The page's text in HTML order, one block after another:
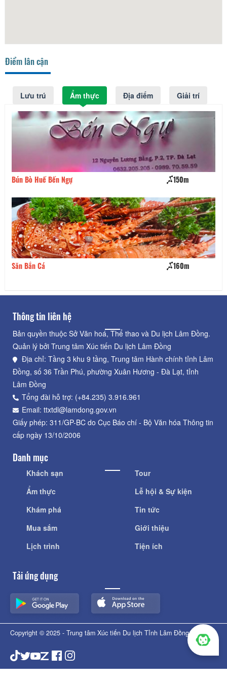
Điểm lân cận
Lưu trú Ẩm thực Địa điểm Giải trí
Bún Bò Huế Bến Ngự 150m
Săn Bắn Cá 160m
Thông tin liên hệ
Bản quyền thuộc Sở Văn hoá, Thể thao và Du lịch Lâm Đồng.
Quản lý bởi Trung tâm Xúc tiến Du lịch Lâm Đồng
Địa chỉ: Tầng 3 khu 9 tầng, Trung tâm Hành chính tỉnh Lâm
Đồng, số 36 Trần Phú, phường Xuân Hương - Đà Lạt, tỉnh
Lâm Đồng
Tổng đài hỗ trợ: (+84.235) 3.916.961
Email: ttxtdl@lamdong.gov.vn
Giấy phép: 311/GP-BC do Cục Báo chí - Bộ Văn hóa Thông tin
cấp ngày 13/10/2006
Danh mục
Khách sạn
Ẩm thực
Khám phá
Mua sắm
Lịch trình
Tour
Lễ hội & Sự kiện
Tin tức
Giới thiệu
Tiện ích
Tải ứng dụng
Copyright © 2025 - Trung tâm Xúc tiến Du lịch Tỉnh Lâm Đồng